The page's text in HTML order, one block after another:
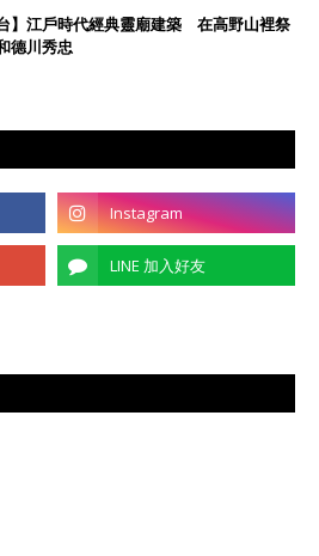
台】江戶時代經典靈廟建築 在高野山裡祭
德川秀忠